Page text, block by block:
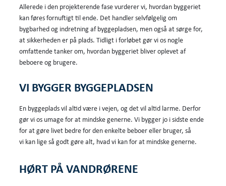
Allerede i den projekterende fase vurderer vi, hvordan byggeriet
kan føres fornuftigt til ende. Det handler selvfølgelig om
bygbarhed og indretning af byggepladsen, men også at sørge for,
at sikkerheden er på plads. Tidligt i forløbet gør vi os nogle
omfattende tanker om, hvordan byggeriet bliver oplevet af
beboere og brugere.
VI BYGGER BYGGEPLADSEN
En byggeplads vil altid være i vejen, og det vil altid larme. Derfor
gør vi os umage for at mindske generne. Vi bygger jo i sidste ende
for at gøre livet bedre for den enkelte beboer eller bruger, så
vi kan lige så godt gøre alt, hvad vi kan for at mindske generne.
HØRT PÅ VANDRØRENE